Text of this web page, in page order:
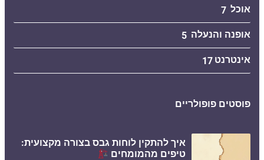
אוכל 7
אופנה והנעלה 5
אינטרנט 17
פוסטים פופולריים
איך להתקין לוחות גבס בצורה מקצועית:
טיפים מהמומחים